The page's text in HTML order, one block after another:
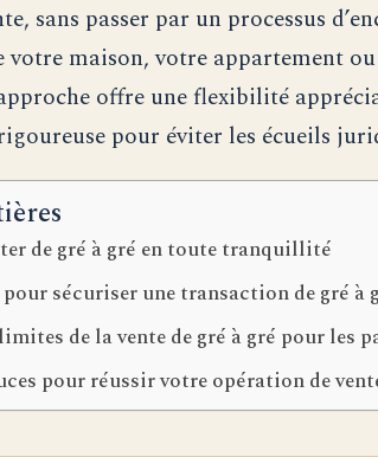
sans passer par un processus
votre maison, votre appartement
offre une flexibilité
pour éviter les écueils
de gré à gré en toute tranquillité
sécuriser une transaction de gré à
de la vente de gré à gré pour les
pour réussir votre opération de